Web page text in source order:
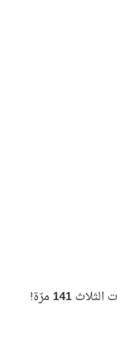
الثلاث141مرّة!